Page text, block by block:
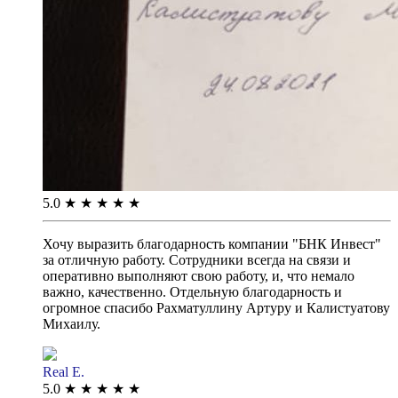
5.0 ★ ★ ★ ★ ★
Хочу выразить благодарность компании "БНК Инвест"
за отличную работу. Сотрудники всегда на связи и
оперативно выполняют свою работу, и, что немало
важно, качественно. Отдельную благодарность и
огромное спасибо Рахматуллину Артуру и Калистуатову
Михаилу.
Real E.
5.0 ★ ★ ★ ★ ★